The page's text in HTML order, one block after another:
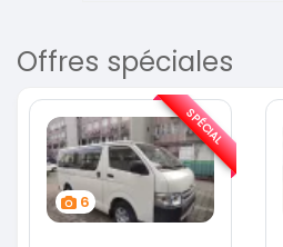
Offres spéciales
6
SPÉCIAL